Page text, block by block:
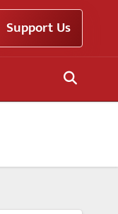
Support Us